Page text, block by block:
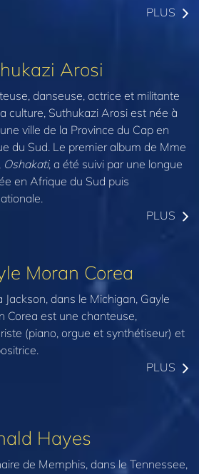
PLUS
Arosi
danseuse, actrice et militante
culture, Suthukazi Arosi est née à
ville de la Province du Cap en
du Sud. Le premier album de Mme
Oshakati, a été suivi par une longue
en Afrique du Sud puis
PLUS
Moran Corea
Jackson, dans le Michigan, Gayle
Corea est une chanteuse,
(piano, orgue et synthétiseur) et
PLUS
Hayes
de Memphis, dans le Tennessee,